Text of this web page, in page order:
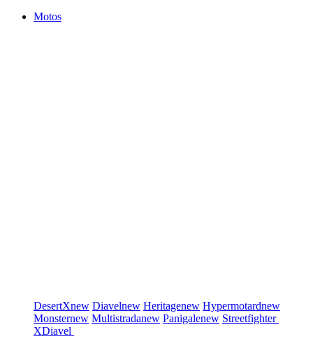
Motos
DesertXnew Diavelnew Heritagenew Hypermotardnew
Monsternew Multistradanew Panigalenew Streetfighter
XDiavel